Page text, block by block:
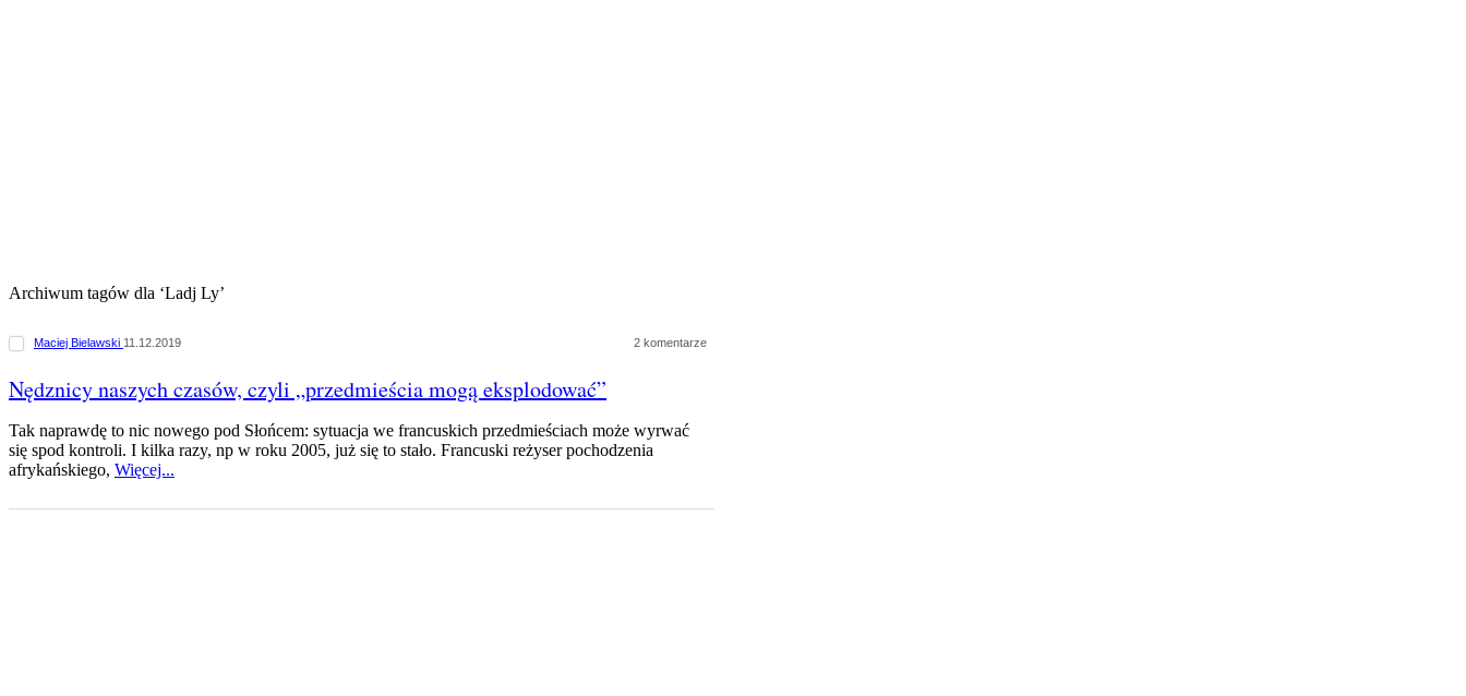
Archiwum tagów dla ‘Ladj Ly’
Maciej Bielawski 11.12.2019 2 komentarze
Nędznicy naszych czasów, czyli „przedmieścia mogą eksplodować”
Tak naprawdę to nic nowego pod Słońcem: sytuacja we francuskich przedmieściach może wyrwać
się spod kontroli. I kilka razy, np w roku 2005, już się to stało. Francuski reżyser pochodzenia
afrykańskiego, Więcej...